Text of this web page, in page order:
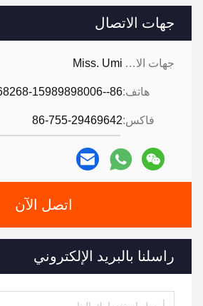
جهات الاتصال
جهات الاتصال: Miss. Umi
هاتف:86--18926468268-15989898006
فاكس:86-755-29469642
اتصل الآن
راسلنا بالبريد الإلكتروني